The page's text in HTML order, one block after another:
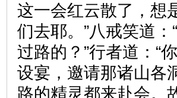
这一会红云散了，想
们去耶。”八戒笑道
过路的？”行者道：“
设宴，邀请那诸山各
路的精灵都来赴会。